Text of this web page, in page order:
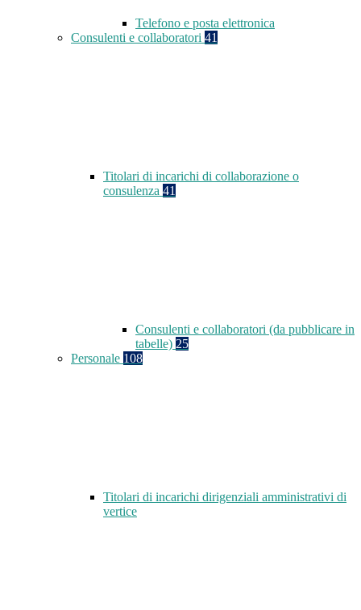
Telefono e posta elettronica
Consulenti e collaboratori 41
Titolari di incarichi di collaborazione o
consulenza 41
Consulenti e collaboratori (da pubblicare in
tabelle) 25
Personale 108
Titolari di incarichi dirigenziali amministrativi di
vertice